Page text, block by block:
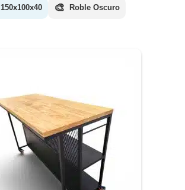
150x100x40 🎨 Roble Oscuro